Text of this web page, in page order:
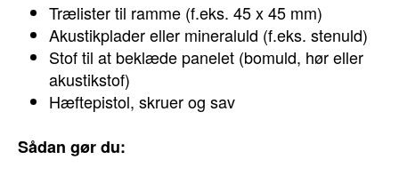
Trælister til ramme (f.eks. 45 x 45 mm)
Akustikplader eller mineraluld (f.eks. stenuld)
Stof til at beklæde panelet (bomuld, hør eller
akustikstof)
Hæftepistol, skruer og sav
Sådan gør du: